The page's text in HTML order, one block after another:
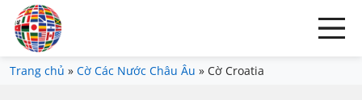
Trang chủ » Cờ Các Nước Châu Âu » Cờ Croatia